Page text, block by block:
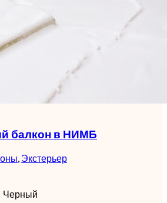
балкон в НИМБ
Экстерьер
Черный